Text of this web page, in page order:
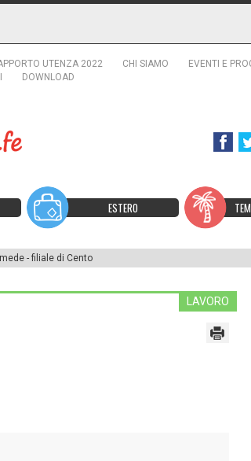
UTENZA 2022 CHI SIAMO
EVENTI E
DOWNLOAD
ESTERO
- filiale di Cento
LAVORO